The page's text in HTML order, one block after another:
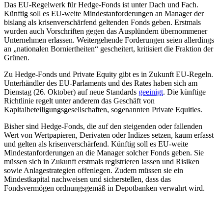
Das EU-Regelwerk für Hedge-Fonds ist unter Dach und Fach.
Künftig soll es EU-weite Mindestanforderungen an Manager der
bislang als krisenverschärfend geltenden Fonds geben. Erstmals
wurden auch Vorschriften gegen das Ausplündern übernommener
Unternehmen erlassen. Weitergehende Forderungen seien allerdings
an „nationalen Borniertheiten“ gescheitert, kritisiert die Fraktion der
Grünen.
Zu Hedge-Fonds und Private Equity gibt es in Zukunft EU-Regeln.
Unterhändler des EU-Parlaments und des Rates haben sich am
Dienstag (26. Oktober) auf neue Standards geeinigt. Die künftige
Richtlinie regelt unter anderem das Geschäft von
Kapitalbeteiligungsgesellschaften, sogenannten Private Equities.
Bisher sind Hedge-Fonds, die auf den steigenden oder fallenden
Wert von Wertpapieren, Derivaten oder Indizes setzen, kaum erfasst
und gelten als krisenverschärfend. Künftig soll es EU-weite
Mindestanforderungen an die Manager solcher Fonds geben. Sie
müssen sich in Zukunft erstmals registrieren lassen und Risiken
sowie Anlagestrategien offenlegen. Zudem müssen sie ein
Mindestkapital nachweisen und sicherstellen, dass das
Fondsvermögen ordnungsgemäß in Depotbanken verwahrt wird.